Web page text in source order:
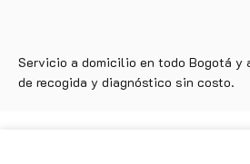
Servicio a domicilio en todo Bogotá y
de recogida y diagnóstico sin costo.